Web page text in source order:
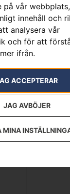
på vår
innehåll och
analysera vår
och för att
ifrån.
ACCEPTERAR
JAG AVBÖJER
MINA